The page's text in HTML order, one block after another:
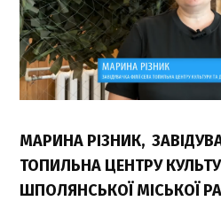
МАРИНА РІЗНИК,
ТОПИЛЬНА ЦЕНТРУ
ШПОЛЯНСЬКОЇ МІСЬКОЇ